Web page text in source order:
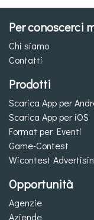
Per conoscerci
Chi siamo
Contatti
Prodotti
Scarica App per
Scarica App per iOS
Format per Eventi
Game-Contest
Wicontest
Opportunità
Agenzie
Aziende